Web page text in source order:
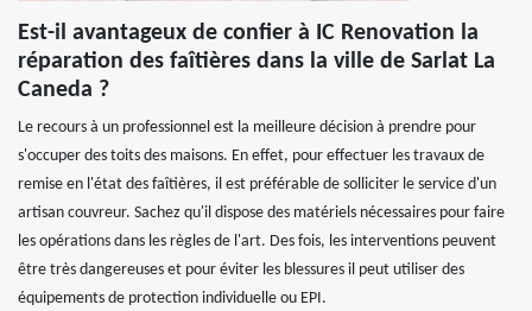
Est-il avantageux de confier à IC Renovation la
réparation des faîtières dans la ville de Sarlat La
Caneda ?
Le recours à un professionnel est la meilleure décision à prendre pour
s'occuper des toits des maisons. En effet, pour effectuer les travaux de
remise en l'état des faîtières, il est préférable de solliciter le service d'un
artisan couvreur. Sachez qu'il dispose des matériels nécessaires pour faire
les opérations dans les règles de l'art. Des fois, les interventions peuvent
être très dangereuses et pour éviter les blessures il peut utiliser des
équipements de protection individuelle ou EPI.